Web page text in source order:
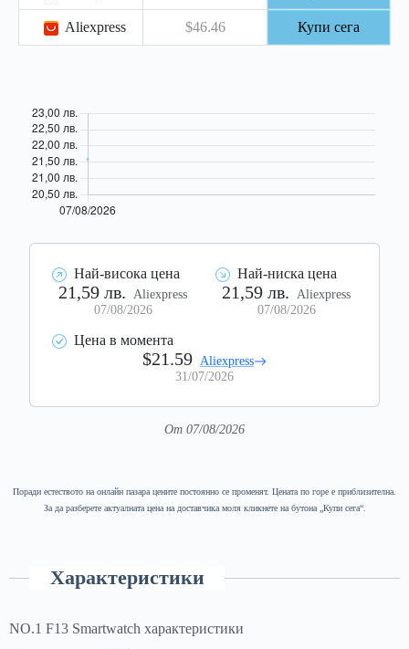
Aliexpress $46.46 Купи сега
Най-висока цена
21,59 лв. Aliexpress
07/08/2026
Най-ниска цена
21,59 лв. Aliexpress
07/08/2026
Цена в момента
$21.59 Aliexpress
31/07/2026
От 07/08/2026
Поради естеството на онлайн пазара цените постоянно се променят. Цената по горе е приблизителна.
За да разберете актуалната цена на доставчика моля кликнете на бутона „Купи сега“.
Характеристики
NO.1 F13 Smartwatch характеристики